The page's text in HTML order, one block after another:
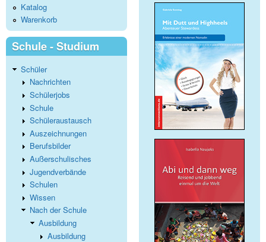
Katalog
Warenkorb
Schule - Studium
Schüler
Nachrichten
Schülerjobs
Schule
Schüleraustausch
Auszeichnungen
Berufsbilder
Außerschulisches
Jugendverbände
Schulen
Wissen
Nach der Schule
Ausbildung
Ausbildung